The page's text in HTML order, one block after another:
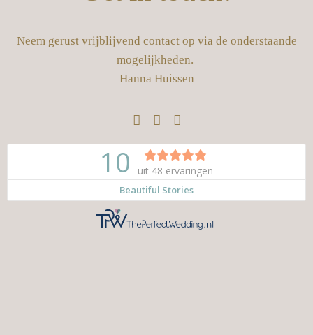
Neem gerust vrijblijvend contact op via de onderstaande
mogelijkheden.
Hanna Huissen